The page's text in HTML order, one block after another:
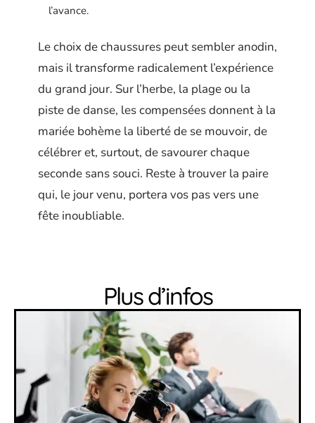
l’avance.
Le choix de chaussures peut sembler anodin,
mais il transforme radicalement l’expérience
du grand jour. Sur l’herbe, la plage ou la
piste de danse, les compensées donnent à la
mariée bohème la liberté de se mouvoir, de
célébrer et, surtout, de savourer chaque
seconde sans souci. Reste à trouver la paire
qui, le jour venu, portera vos pas vers une
fête inoubliable.
Plus d’infos